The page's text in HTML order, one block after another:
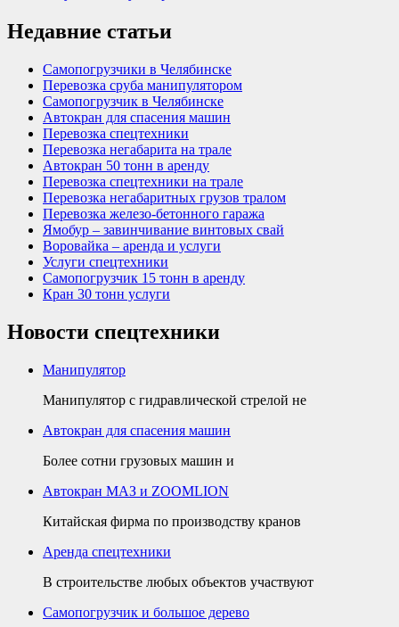
Недавние статьи
Самопогрузчики в Челябинске
Перевозка сруба манипулятором
Самопогрузчик в Челябинске
Автокран для спасения машин
Перевозка спецтехники
Перевозка негабарита на трале
Автокран 50 тонн в аренду
Перевозка спецтехники на трале
Перевозка негабаритных грузов тралом
Перевозка железо-бетонного гаража
Ямобур – завинчивание винтовых свай
Воровайка – аренда и услуги
Услуги спецтехники
Самопогрузчик 15 тонн в аренду
Кран 30 тонн услуги
Новости спецтехники
Манипулятор
Манипулятор с гидравлической стрелой не
Автокран для спасения машин
Более сотни грузовых машин и
Автокран МАЗ и ZOOMLION
Китайская фирма по производству кранов
Аренда спецтехники
В строительстве любых объектов участвуют
Самопогрузчик и большое дерево